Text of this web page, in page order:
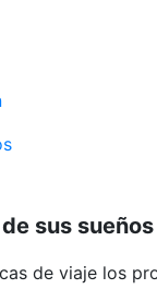
sus
de viaje los